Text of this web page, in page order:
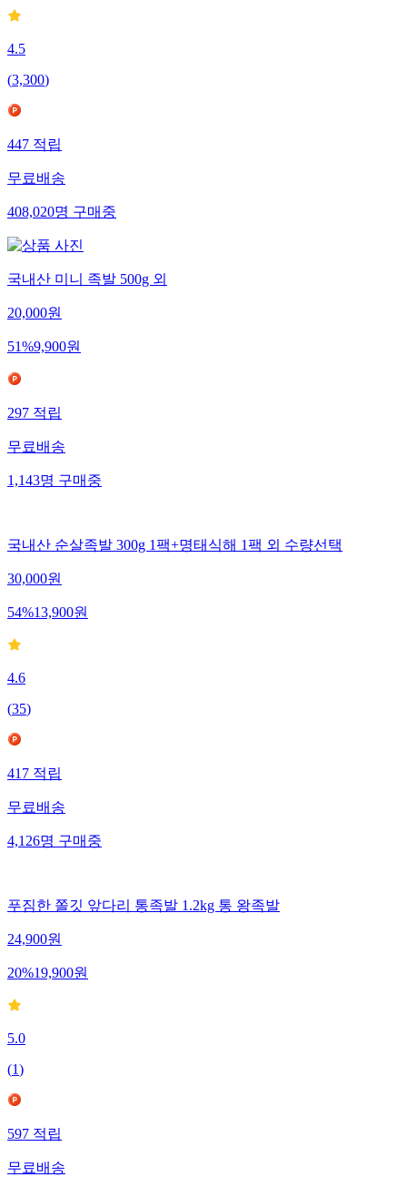
4.5
(3,300)
447 적립
무료배송
408,020명 구매중
국내산 미니 족발 500g 외
20,000원
51%9,900원
297 적립
무료배송
1,143명 구매중
국내산 순살족발 300g 1팩+명태식해 1팩 외 수량선택
30,000원
54%13,900원
4.6
(35)
417적립
무료배송
4,126명구매중
푸짐한 쫄깃 앞다리 통족발 1.2kg 통 왕족발
24,900원
20%19,900원
5.0
(1)
597적립
무료배송